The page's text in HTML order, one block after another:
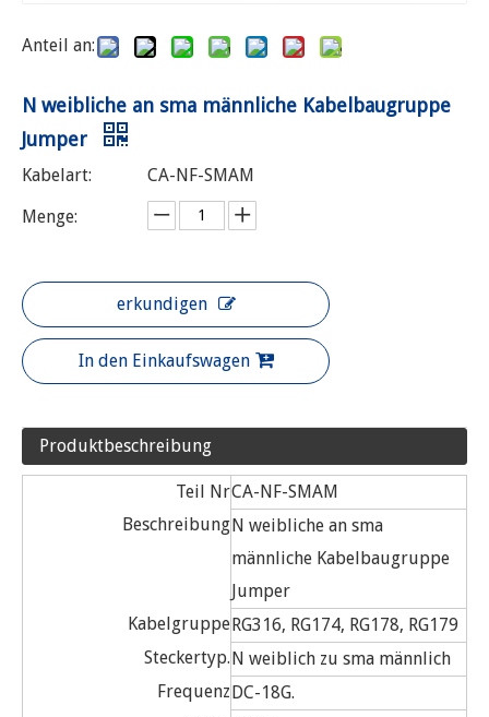
Anteil an:
N weibliche an sma männliche Kabelbaugruppe
Jumper
Kabelart:
CA-NF-SMAM
Menge:
erkundigen
In den Einkaufswagen
Produktbeschreibung
Teil NrCA-NF-SMAM
BeschreibungN weibliche an sma
männliche Kabelbaugruppe
Jumper
KabelgruppeRG316, RG174, RG178, RG179
Steckertyp.N weiblich zu sma männlich
FrequenzDC-18G.